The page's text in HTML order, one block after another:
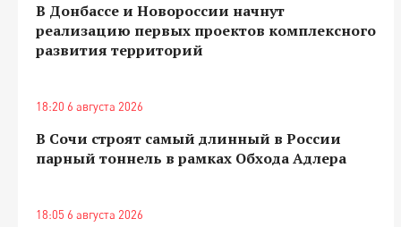
В Донбассе и Новороссии начнут
реализацию первых проектов комплексного
развития территорий
18:20 6 августа 2026
В Сочи строят самый длинный в России
парный тоннель в рамках Обхода Адлера
18:05 6 августа 2026